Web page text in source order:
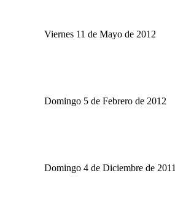
Viernes 11 de Mayo de 2012
Domingo 5 de Febrero de 2012
Domingo 4 de Diciembre de 2011